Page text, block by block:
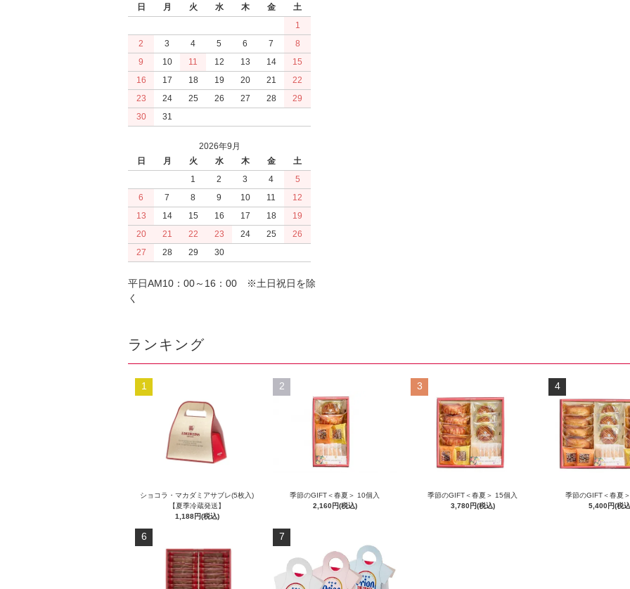
日
月 火 水 木 金
土
1
2
3 4 5 6 7
8
9
10 11 12 13 14
15
16
17 18 19 20 21
22
23
24 25 26 27 28
29
30
31
2026年9月
日
月 火 水 木 金
土
1
2 3 4
5
6
7 8 9 10 11
12
13
14 15 16 17 18
19
20
21 22 23 24 25
26
27
28 29 30
平日AM10：00～16：00 ※土日祝日を除
く
ランキング
1
ショコラ・マカダミアサブレ(5枚入)
【夏季冷蔵発送】
1,188円(税込)
2
季節のGIFT＜春夏＞ 10個入
2,160円(税込)
3
季節のGIFT＜春夏＞ 15個入
3,780円(税込)
4
季節のGIFT＜春夏
5,400円(税
6 7